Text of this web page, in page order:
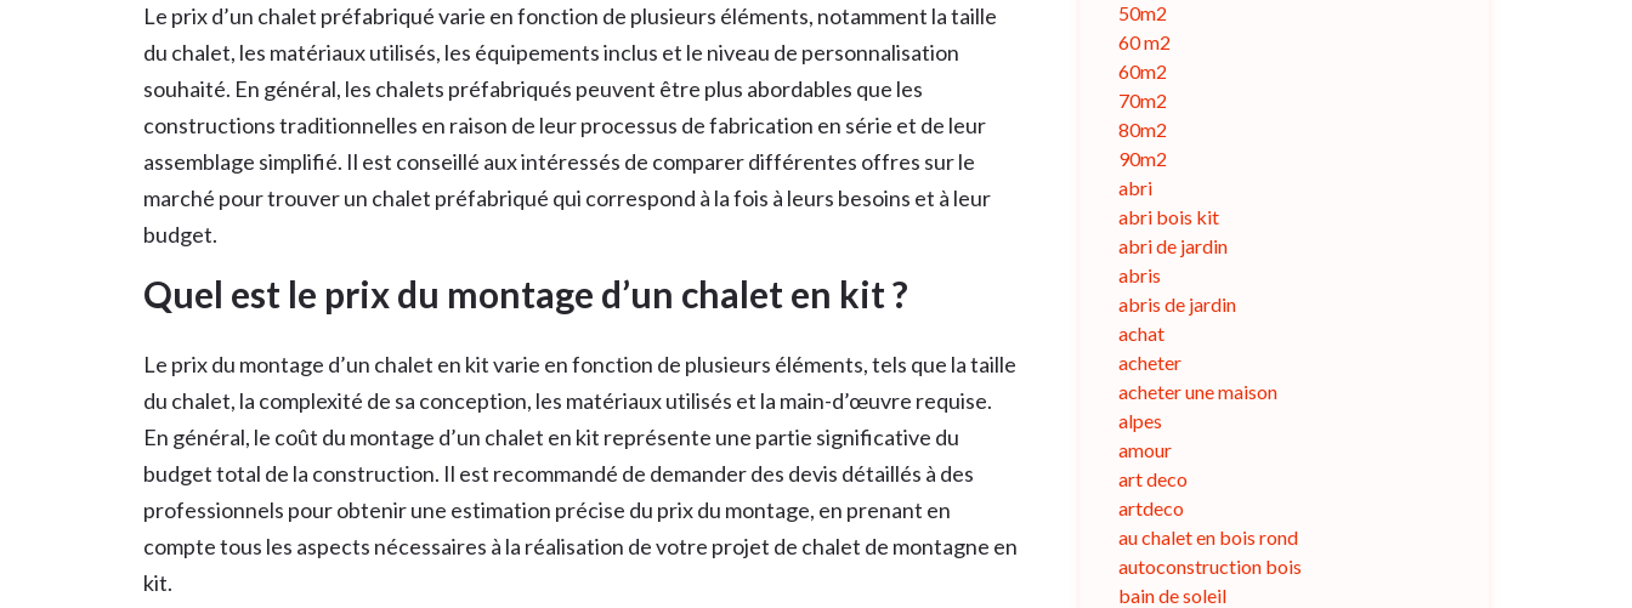
Le prix d’un chalet préfabriqué varie en fonction de plusieurs éléments, notamment la taille
du chalet, les matériaux utilisés, les équipements inclus et le niveau de personnalisation
souhaité. En général, les chalets préfabriqués peuvent être plus abordables que les
constructions traditionnelles en raison de leur processus de fabrication en série et de leur
assemblage simplifié. Il est conseillé aux intéressés de comparer différentes offres sur le
marché pour trouver un chalet préfabriqué qui correspond à la fois à leurs besoins et à leur
budget.
Quel est le prix du montage d’un chalet en kit ?
Le prix du montage d’un chalet en kit varie en fonction de plusieurs éléments, tels que la taille
du chalet, la complexité de sa conception, les matériaux utilisés et la main-d’œuvre requise.
En général, le coût du montage d’un chalet en kit représente une partie significative du
budget total de la construction. Il est recommandé de demander des devis détaillés à des
professionnels pour obtenir une estimation précise du prix du montage, en prenant en
compte tous les aspects nécessaires à la réalisation de votre projet de chalet de montagne en
kit.
50m2
60 m2
60m2
70m2
80m2
90m2
abri
abri bois kit
abri de jardin
abris
abris de jardin
achat
acheter
acheter une maison
alpes
amour
art deco
artdeco
au chalet en bois rond
autoconstruction bois
bain de soleil